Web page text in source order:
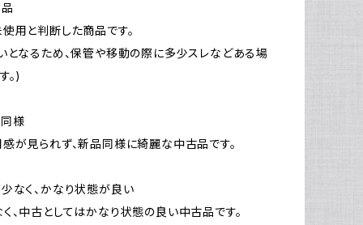
用と判断した商品です。
なるため、保管や移動の際に多少スレなどある場
。)
様
が見られず、新品同様に綺麗な中古品です。
なく、かなり状態が良い
、中古としてはかなり状態の良い中古品です。